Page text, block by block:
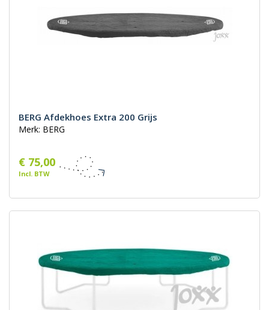
BERG Afdekhoes Extra 200 Grijs
Merk: BERG
€ 75,00
Incl. BTW